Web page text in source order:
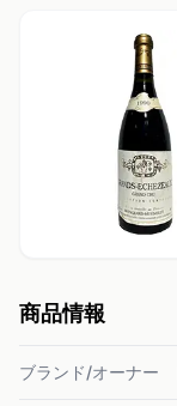
商品情報
ブランド/オーナー